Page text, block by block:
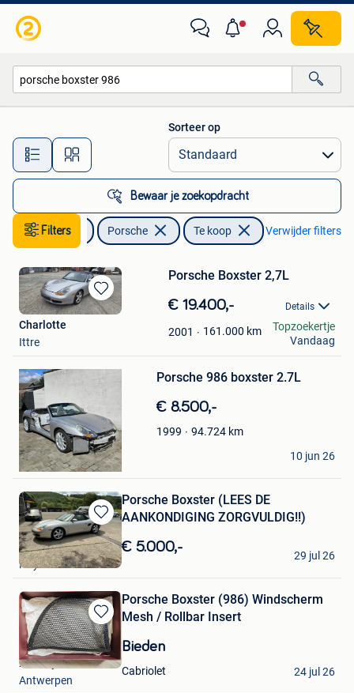
Alle afstanden…
Sorteer op
Bewaar je zoekopdracht
Filters
Auto's Porsche Te koop Verwijder filters
Bewaren
in
Porsche Boxster 2,7L
€ 19.400,- Details
2001 161.000 km
Charlotte
Ittre
Topzoekertje
Vandaag
Porsche 986 boxster 2.7L
€ 8.500,-
1999 94.724 km
J.Hens
Wuustwezel
10 jun 26
Bewaren
in
Mijn
Favorieten
Porsche Boxster (LEES DE
AANKONDIGING ZORGVULDIG!!)
€ 5.000,-
My Vintage
Huy
29 jul 26
Bewaren
in
Mijn
Favorieten
Porsche Boxster (986) Windscherm
Mesh / Rollbar Insert
Bieden
Cabriolet
2fast4you
Antwerpen
24 jul 26